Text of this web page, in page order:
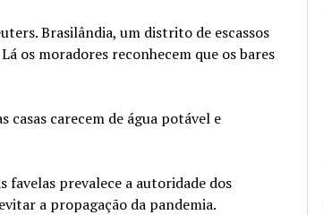
Brasilândia, um distrito de escassos
os moradores reconhecem que os bares
carecem de água potável e
favelas prevalece a autoridade dos
a propagação da pandemia.